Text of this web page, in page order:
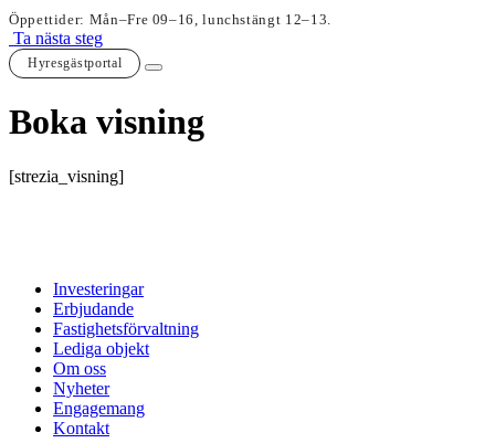
Öppettider: Mån–Fre 09–16, lunchstängt 12–13.
Ta nästa steg
Hyresgästportal
Boka visning
[strezia_visning]
Investeringar
Erbjudande
Fastighetsförvaltning
Lediga objekt
Om oss
Nyheter
Engagemang
Kontakt